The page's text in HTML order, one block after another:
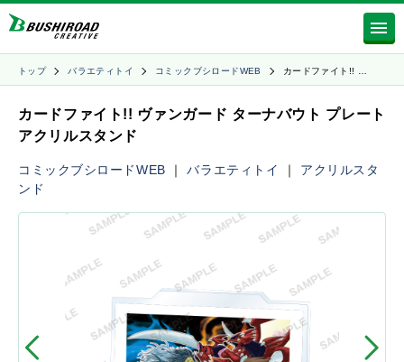
トップ バラエティトイ コミックブシロードWEB カードファイト!! …
カードファイト!! ヴァンガード ターナバウト プレート
アクリルスタンド
コミックブシロードWEB ｜バラエティトイ ｜ アクリルスタ
ンド